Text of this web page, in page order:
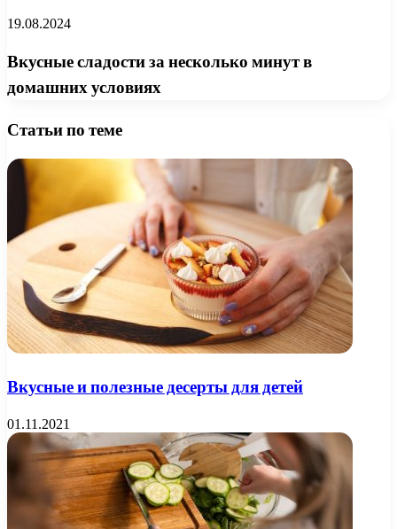
19.08.2024
Вкусные сладости за несколько минут в
домашних условиях
Статьи по теме
Вкусные и полезные десерты для детей
01.11.2021